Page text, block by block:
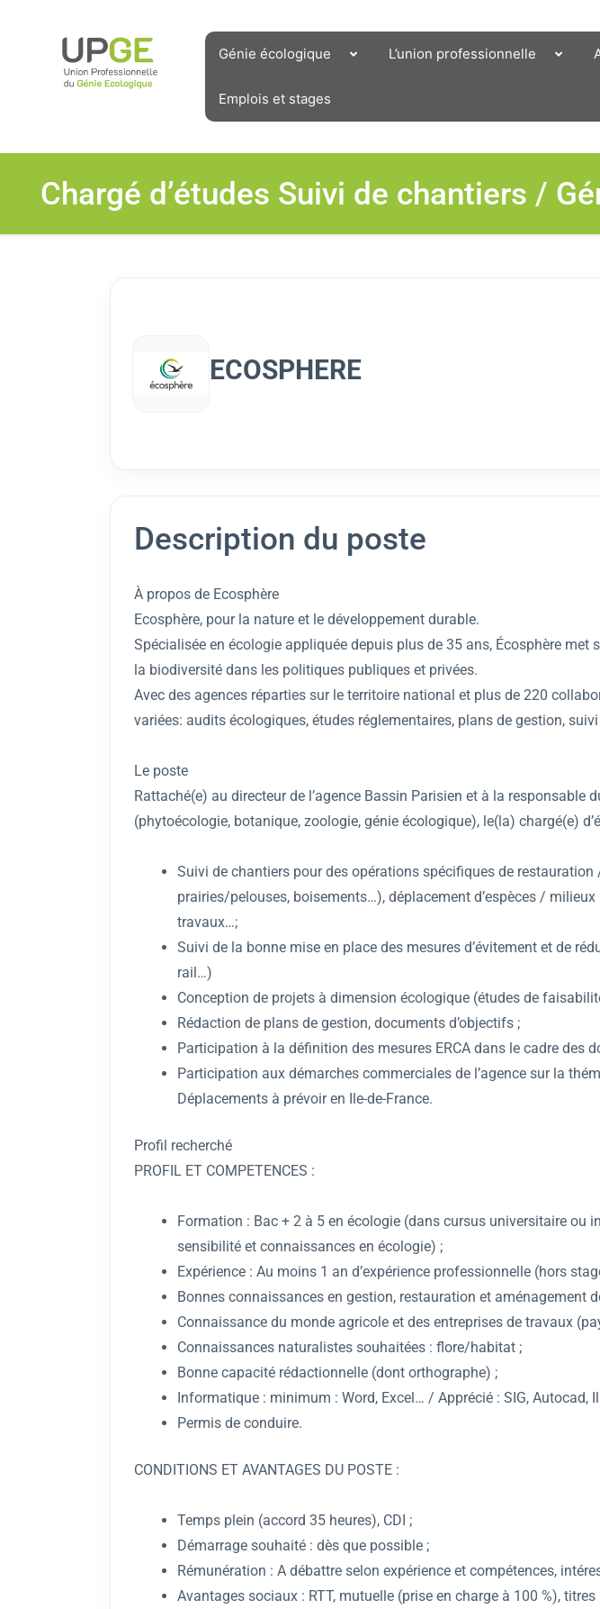
Génie écologique L’union professionnelle
Emplois et stages
Chargé d’études Suivi de chantiers /
ECOSPHERE
Description du poste
À propos de Ecosphère
Ecosphère, pour la nature et le développement durable.
Spécialisée en écologie appliquée depuis plus de 35 ans, Écosphère
la biodiversité dans les politiques publiques et privées.
Avec des agences réparties sur le territoire national et plus de 220
variées: audits écologiques, études réglementaires, plans de gestion,
Le poste
Rattaché(e) au directeur de l’agence Bassin Parisien et à la responsable
(phytoécologie, botanique, zoologie, génie écologique), le(la) chargé(e)
Suivi de chantiers pour des opérations spécifiques de
prairies/pelouses, boisements…), déplacement d’espèces /
travaux…;
Suivi de la bonne mise en place des mesures d’évitement et de
rail…)
Conception de projets à dimension écologique (études de
Rédaction de plans de gestion, documents d’objectifs ;
Participation à la définition des mesures ERCA dans le cadre des
Participation aux démarches commerciales de l’agence sur la
Déplacements à prévoir en Ile-de-France.
Profil recherché
PROFIL ET COMPETENCES :
Formation : Bac + 2 à 5 en écologie (dans cursus universitaire
sensibilité et connaissances en écologie) ;
Expérience : Au moins 1 an d’expérience professionnelle (hors
Bonnes connaissances en gestion, restauration et aménagement
Connaissance du monde agricole et des entreprises de travaux
Connaissances naturalistes souhaitées : flore/habitat ;
Bonne capacité rédactionnelle (dont orthographe) ;
Informatique : minimum : Word, Excel… / Apprécié : SIG, Autocad,
Permis de conduire.
CONDITIONS ET AVANTAGES DU POSTE :
Temps plein (accord 35 heures), CDI ;
Démarrage souhaité : dès que possible ;
Rémunération : A débattre selon expérience et compétences,
Avantages sociaux : RTT, mutuelle (prise en charge à 100 %),